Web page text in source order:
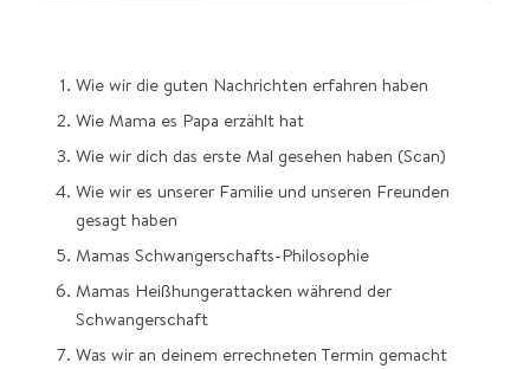
Wie wir die guten Nachrichten erfahren haben
Wie Mama es Papa erzählt hat
Wie wir dich das erste Mal gesehen haben (Scan)
Wie wir es unserer Familie und unseren Freunden
gesagt haben
Mamas Schwangerschafts-Philosophie
Mamas Heißhungerattacken während der
Schwangerschaft
Was wir an deinem errechneten Termin gemacht